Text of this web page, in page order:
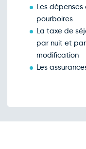
Les dépenses
pourboires
La taxe de
par nuit et
modification
Les